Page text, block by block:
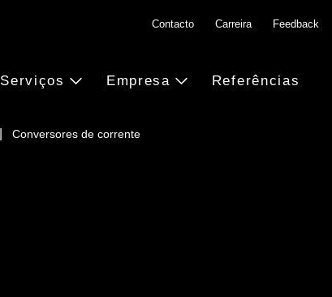
Conversores de corrente
Serviços Empresa Referências
Contacto Carreira Feedback